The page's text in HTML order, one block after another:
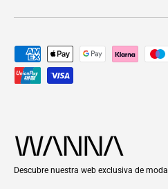
Formas de pago aceptadas
Descubre nuestra web exclusiva de moda